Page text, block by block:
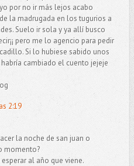
por no ir más lejos acabo
la madrugada en los tugurios a
Suelo ir sola y ya allí busco
pero me lo agencio para pedir
Si lo hubiese sabido unos
cambiado el cuento jejeje
2:19
la noche de san juan o
momento?
al año que viene.